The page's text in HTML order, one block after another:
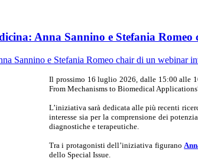
Anna Sannino e Stefania
Il prossimo 16 luglio 2026, dalle 15:00 alle
From Mechanisms to Biomedical
L’iniziativa sarà dedicata alle più recenti
interesse sia per la comprensione dei
diagnostiche e terapeutiche.
Tra i protagonisti dell’iniziativa figurano
dello Special Issue.